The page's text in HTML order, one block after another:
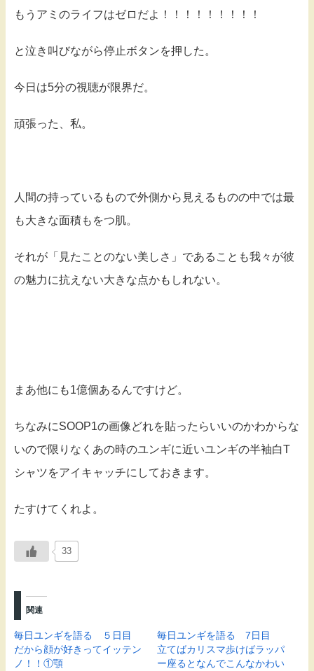
もうアミのライフはゼロだよ！！！！！！！！！
と泣き叫びながら停止ボタンを押した。
今日は5分の視聴が限界だ。
頑張った、私。
人間の持っているもので外側から見えるものの中では最
も大きな面積もをつ肌。
それが「見たことのない美しさ」であることも我々が彼
の魅力に抗えない大きな点かもしれない。
まあ他にも1億個あるんですけど。
ちなみにSOOP1の画像どれを貼ったらいいのかわからな
いので限りなくあの時のユンギに近いユンギの半袖白T
シャツをアイキャッチにしておきます。
たすけてくれよ。
33
関連
毎日ユンギを語る ５日目
だから顔が好きってイッテン
ノ！！①顎
毎日ユンギを語る 7日目
立てばカリスマ歩けばラッパ
ー座るとなんでこんなかわい